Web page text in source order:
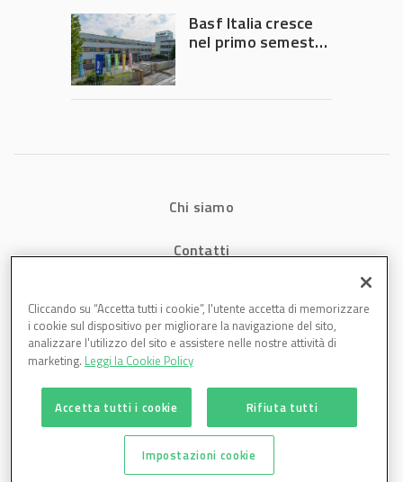
Governo
Basf Italia cresce
nel primo semestre
Chi siamo
Contatti
Cookies
Plastmagazine è una testata di DBInformation Spa P.IVA 09293820156 | Centro
Cliccando su “Accetta tutti i cookie”, l'utente accetta di memorizzare
i cookie sul dispositivo per migliorare la navigazione del sito,
analizzare l'utilizzo del sito e assistere nelle nostre attività di
marketing. Leggi la Cookie Policy
Accetta tutti i cookie Rifiuta tutti
Impostazioni cookie